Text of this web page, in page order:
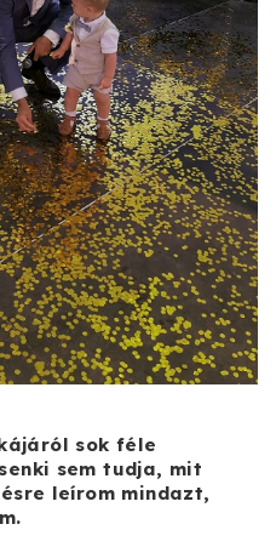
sok féle
sem tudja, mit
leírom mindazt,